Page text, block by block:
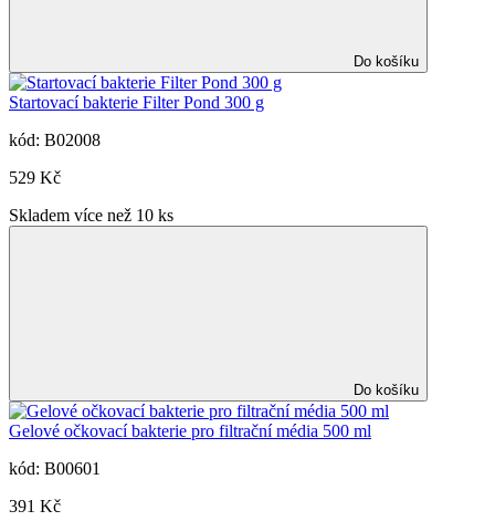
Do košíku
Startovací bakterie Filter Pond 300 g
kód: B02008
529 Kč
Skladem více než 10 ks
Do košíku
Gelové očkovací bakterie pro filtrační média 500 ml
kód: B00601
391 Kč